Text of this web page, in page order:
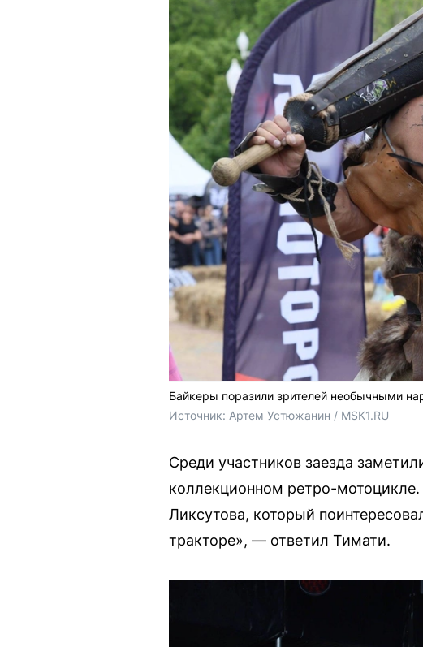
Байкеры поразили зрителей необычными
Источник: Артем Устюжанин / MSK1.RU
Среди участников заезда
коллекционном ретро-
Ликсутова, который
тракторе», — ответил Тимати.